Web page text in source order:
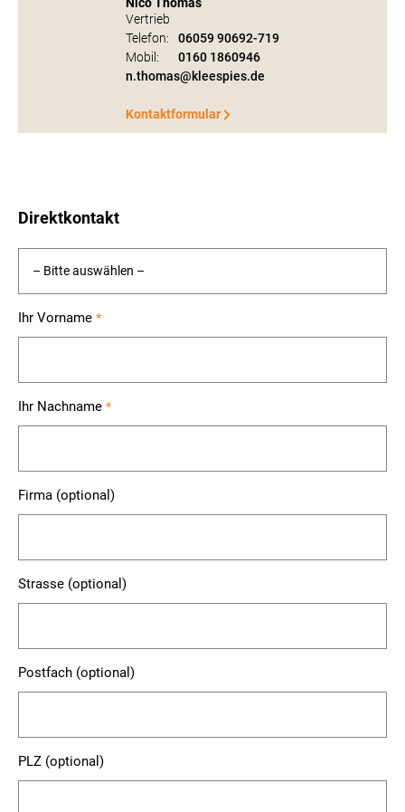
Vertrieb
Telefon:
06059 90692-719
Mobil:
0160 1860946
n.thomas@kleespies.de
Kontaktformular
Direktkontakt
Ihr Vorname *
Ihr Nachname *
Firma (optional)
Strasse (optional)
Postfach (optional)
PLZ (optional)